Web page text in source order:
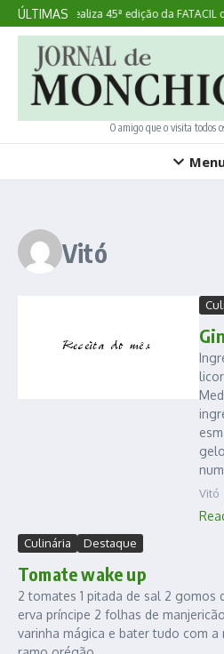
Ir para o conteúdo
ÚLTIMAS
Lagoa realiza 45ª edição da FATACIL
O amigo que o visita todos
Vitó
Vitó
Culinária Destaque
Tomate wake up
2 tomates 1 pitada de sal 2 gomos
erva príncipe 2 folhas de
varinha mágica e bater tudo com a